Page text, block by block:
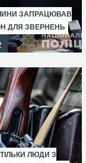
ЗАПРАЦЮВАВ
ДЛЯ ЗВЕРНЕНЬ
ЛЮДИ З